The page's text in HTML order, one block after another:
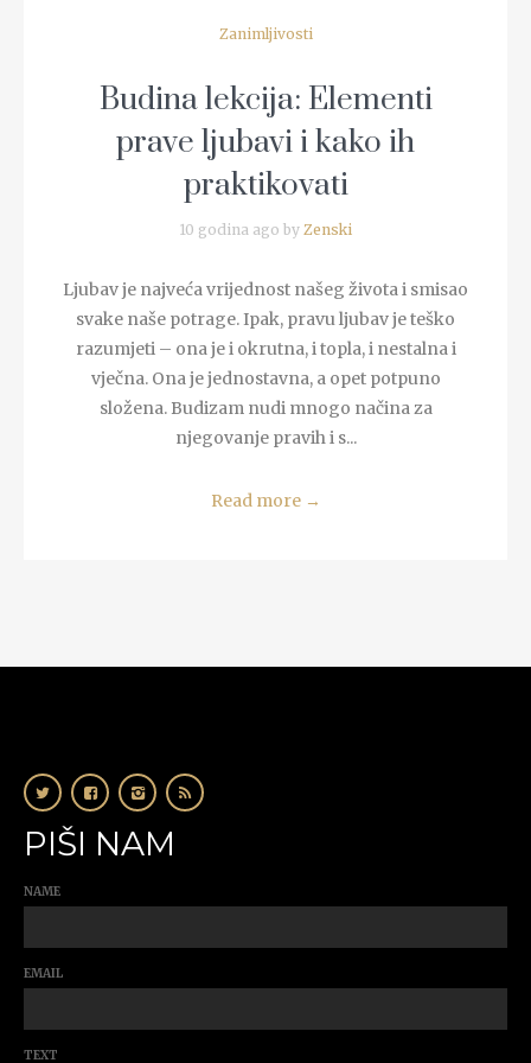
Zanimljivosti
Budina lekcija: Elementi
prave ljubavi i kako ih
praktikovati
10 godina ago by Zenski
Ljubav je najveća vrijednost našeg života i smisao
svake naše potrage. Ipak, pravu ljubav je teško
razumjeti – ona je i okrutna, i topla, i nestalna i
vječna. Ona je jednostavna, a opet potpuno
složena. Budizam nudi mnogo načina za
njegovanje pravih i s...
Read more →
PIŠI NAM
NAME
EMAIL
TEXT